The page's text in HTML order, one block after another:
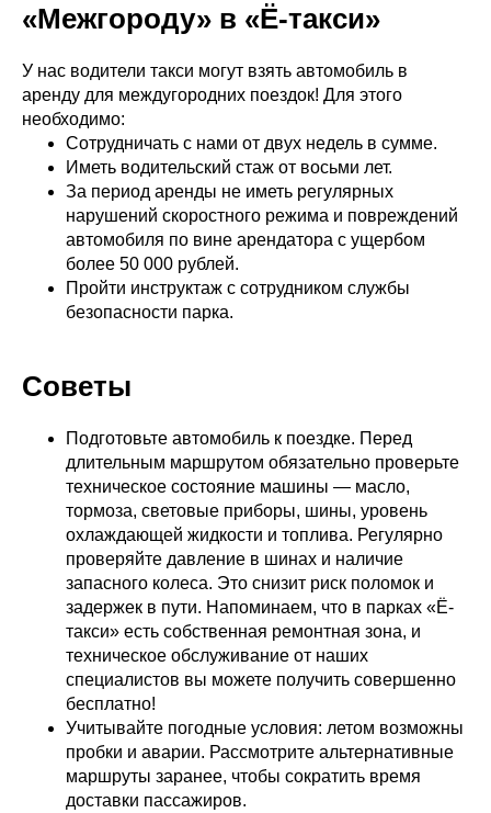
«Межгороду» в «Ё-такси»
У нас водители такси могут взять автомобиль в
аренду для междугородних поездок! Для этого
необходимо:
Сотрудничать с нами от двух недель в сумме.
Иметь водительский стаж от восьми лет.
За период аренды не иметь регулярных
нарушений скоростного режима и повреждений
автомобиля по вине арендатора с ущербом
более 50 000 рублей.
Пройти инструктаж с сотрудником службы
безопасности парка.
Советы
Подготовьте автомобиль к поездке. Перед
длительным маршрутом обязательно проверьте
техническое состояние машины — масло,
тормоза, световые приборы, шины, уровень
охлаждающей жидкости и топлива. Регулярно
проверяйте давление в шинах и наличие
запасного колеса. Это снизит риск поломок и
задержек в пути. Напоминаем, что в парках «Ё-
такси» есть собственная ремонтная зона, и
техническое обслуживание от наших
специалистов вы можете получить совершенно
бесплатно!
Учитывайте погодные условия: летом возможны
пробки и аварии. Рассмотрите альтернативные
маршруты заранее, чтобы сократить время
доставки пассажиров.